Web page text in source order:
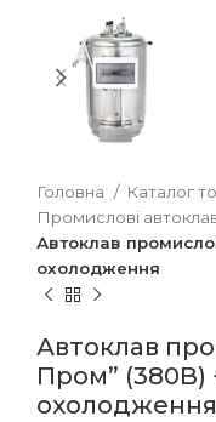
Головна Каталог
Промислові
Автоклав
охолодження
Автоклав
Пром” (380В)
охолодження